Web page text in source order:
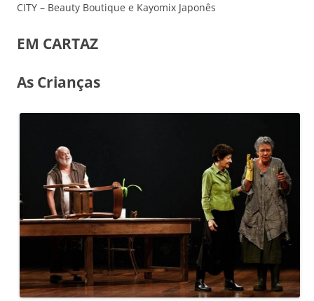
CITY – Beauty Boutique e Kayomix Japonês
EM CARTAZ
As Crianças